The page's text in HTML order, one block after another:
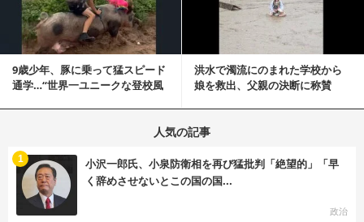
9歳少年、豚に乗って猛スピード
通学…“世界一ユニークな登校風
洪水で濁流にのまれた学校から
娘を救出、父親の決断に称賛
人気の記事
小沢一郎氏、小泉防衛相を再び猛批判「絶望的」「早
く辞めさせないとこの国の国...
政治
1